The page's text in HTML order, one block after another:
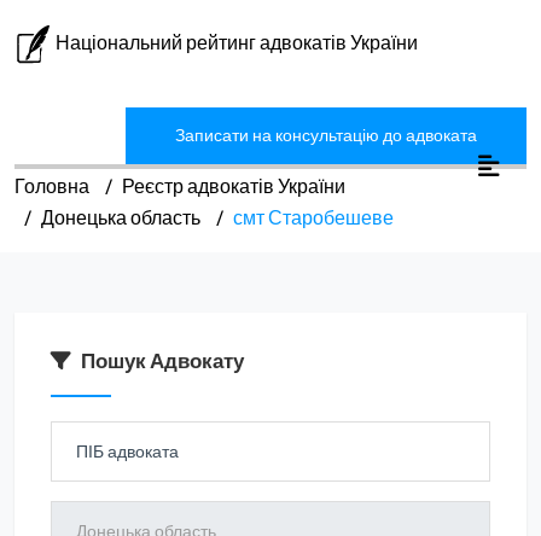
Національний рейтинг адвокатів України
Записати на консультацію до адвоката
Головна
Реєстр адвокатів України
Донецька область
смт Старобешеве
Пошук Адвокату